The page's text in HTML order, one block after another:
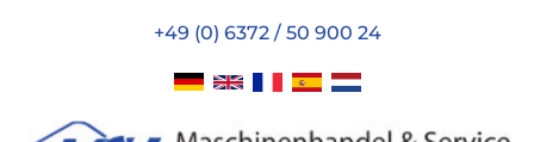
+49 (0) 6372 / 50 900 24